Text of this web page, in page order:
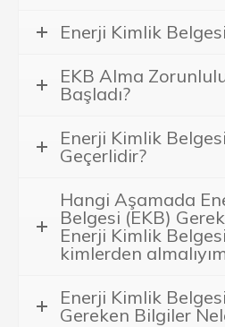
Enerji Kimlik
EKB Alma
Başladı?
Enerji Kimlik
Geçerlidir?
Hangi Aşamada
Belgesi (EKB)
Enerji Kimlik
kimlerden
Enerji Kimlik
Gereken Bilgiler